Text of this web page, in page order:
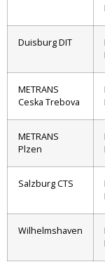
Duisburg DIT
METRANS
Ceska Trebova
METRANS
Plzen
Salzburg CTS
Wilhelmshaven